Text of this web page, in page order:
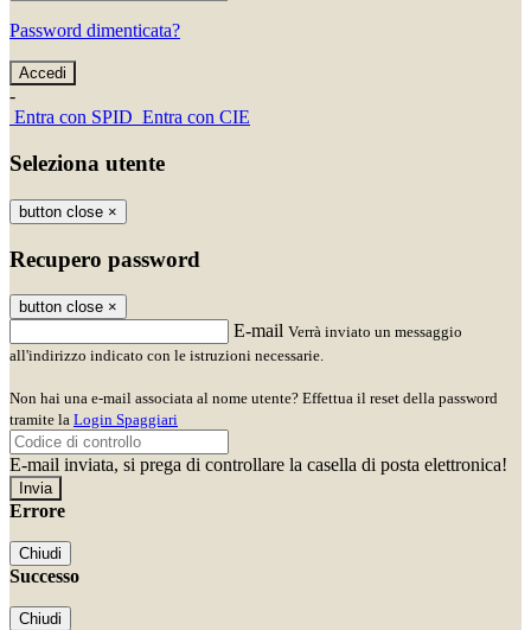
Password dimenticata?
-
Entra con SPID Entra con CIE
Seleziona utente
button close ×
Recupero password
button close ×
E-mail Verrà inviato un messaggio
all'indirizzo indicato con le istruzioni necessarie.
Non hai una e-mail associata al nome utente? Effettua il reset della password
tramite la Login Spaggiari
E-mail inviata, si prega di controllare la casella di posta elettronica!
Errore
Chiudi
Successo
Chiudi